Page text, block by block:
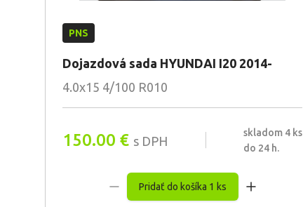
PNS
Dojazdová sada HYUNDAI I20 2014-
4.0x15 4/100 R010
150.00 € s DPH
skladom 4 ks
do 24 h.
Pridať do košíka 1 ks